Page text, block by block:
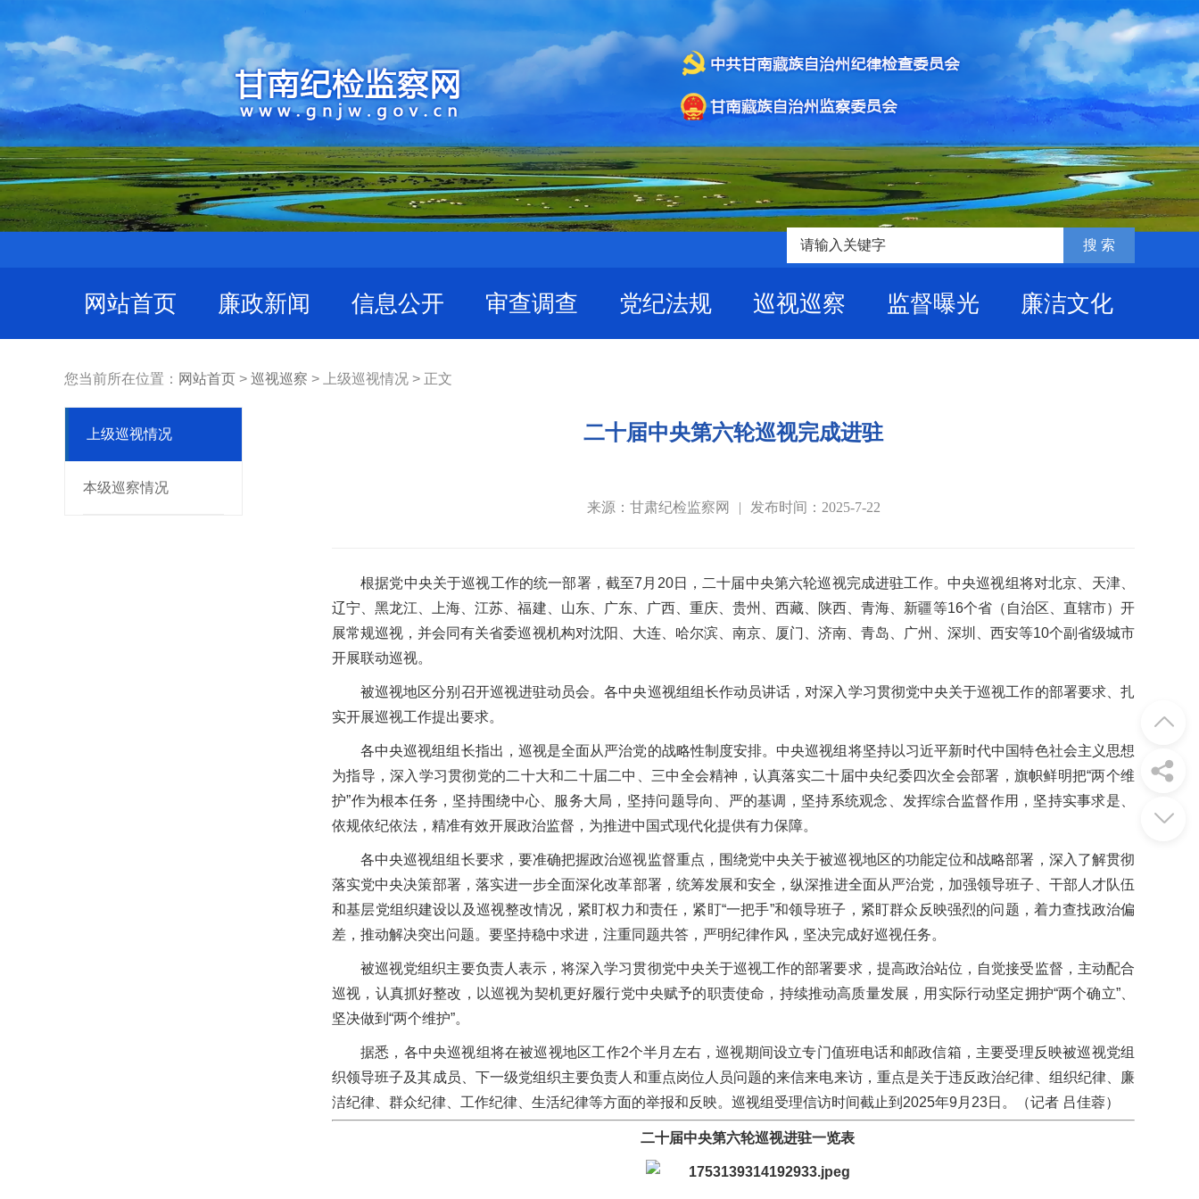
网站首页 廉政新闻 信息公开 审查调查 党纪法规 巡视巡察 监督曝光 廉洁文化
您当前所在位置： 网站首页 > 巡视巡察 > 上级巡视情况 > 正文
上级巡视情况
本级巡察情况
二十届中央第六轮巡视完成进驻
来源：甘肃纪检监察网 | 发布时间：2025-7-22
根据党中央关于巡视工作的统一部署，截至7月20日，二十届中央第六轮巡视完成进驻工作。中央巡视组将对北京、天津、
辽宁、黑龙江、上海、江苏、福建、山东、广东、广西、重庆、贵州、西藏、陕西、青海、新疆等16个省（自治区、直辖市）开
展常规巡视，并会同有关省委巡视机构对沈阳、大连、哈尔滨、南京、厦门、济南、青岛、广州、深圳、西安等10个副省级城市
开展联动巡视。
被巡视地区分别召开巡视进驻动员会。各中央巡视组组长作动员讲话，对深入学习贯彻党中央关于巡视工作的部署要求、扎
实开展巡视工作提出要求。
各中央巡视组组长指出，巡视是全面从严治党的战略性制度安排。中央巡视组将坚持以习近平新时代中国特色社会主义思想
为指导，深入学习贯彻党的二十大和二十届二中、三中全会精神，认真落实二十届中央纪委四次全会部署，旗帜鲜明把“两个维
护”作为根本任务，坚持围绕中心、服务大局，坚持问题导向、严的基调，坚持系统观念、发挥综合监督作用，坚持实事求是、
依规依纪依法，精准有效开展政治监督，为推进中国式现代化提供有力保障。
各中央巡视组组长要求，要准确把握政治巡视监督重点，围绕党中央关于被巡视地区的功能定位和战略部署，深入了解贯彻
落实党中央决策部署，落实进一步全面深化改革部署，统筹发展和安全，纵深推进全面从严治党，加强领导班子、干部人才队伍
和基层党组织建设以及巡视整改情况，紧盯权力和责任，紧盯“一把手”和领导班子，紧盯群众反映强烈的问题，着力查找政治偏
差，推动解决突出问题。要坚持稳中求进，注重同题共答，严明纪律作风，坚决完成好巡视任务。
被巡视党组织主要负责人表示，将深入学习贯彻党中央关于巡视工作的部署要求，提高政治站位，自觉接受监督，主动配合
巡视，认真抓好整改，以巡视为契机更好履行党中央赋予的职责使命，持续推动高质量发展，用实际行动坚定拥护“两个确立”、
坚决做到“两个维护”。
据悉，各中央巡视组将在被巡视地区工作2个半月左右，巡视期间设立专门值班电话和邮政信箱，主要受理反映被巡视党组
织领导班子及其成员、下一级党组织主要负责人和重点岗位人员问题的来信来电来访，重点是关于违反政治纪律、组织纪律、廉
洁纪律、群众纪律、工作纪律、生活纪律等方面的举报和反映。巡视组受理信访时间截止到2025年9月23日。
（记者 吕佳蓉）
二十届中央第六轮巡视进驻一览表